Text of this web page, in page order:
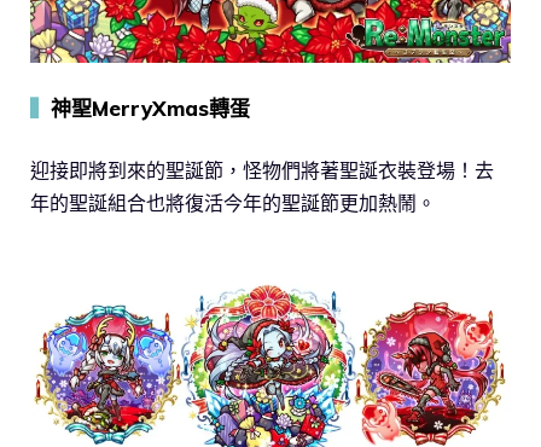
神聖MerryXmas轉蛋
迎接即將到來的聖誕節，怪物們將著聖誕衣裝登場！去
年的聖誕組合也將復活今年的聖誕節更加熱鬧。